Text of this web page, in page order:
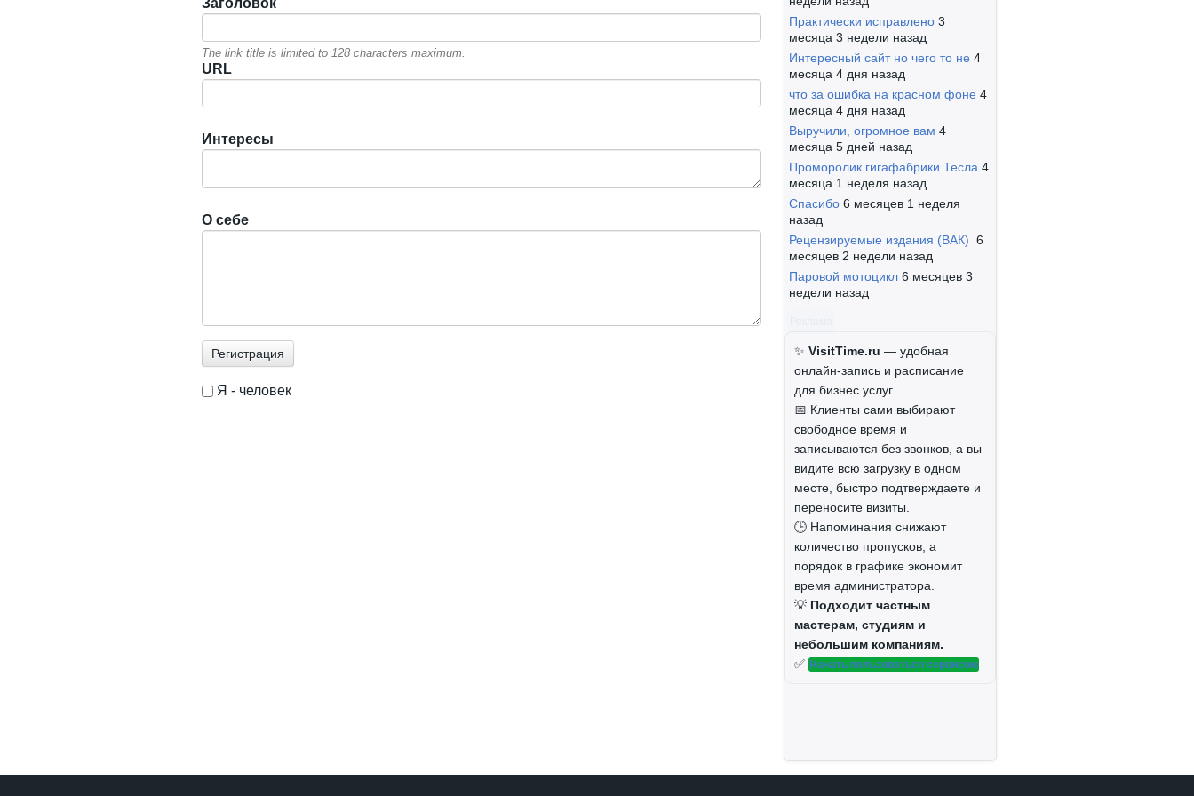
The link title is limited to 128 characters maximum.
URL
Интересы
О себе
Я - человек
Практически исправлено 3
месяца 3 недели назад
Интересный сайт но чего то не 4
месяца 4 дня назад
что за ошибка на красном фоне 4
месяца 4 дня назад
Выручили, огромное вам 4
месяца 5 дней назад
Проморолик гигафабрики Тесла 4
месяца 1 неделя назад
Спасибо 6 месяцев 1 неделя
назад
Рецензируемые издания (ВАК) 6
месяцев 2 недели назад
Паровой мотоцикл 6 месяцев 3
недели назад
✨ VisitTime.ru — удобная
онлайн-запись и расписание
для бизнес услуг.
📅 Клиенты сами выбирают
свободное время и
записываются без звонков, а вы
видите всю загрузку в одном
месте, быстро подтверждаете и
переносите визиты.
🕒 Напоминания снижают
количество пропусков, а
порядок в графике экономит
время администратора.
💡 Подходит частным
мастерам, студиям и
небольшим компаниям.
✅ Начать пользоваться сервисом